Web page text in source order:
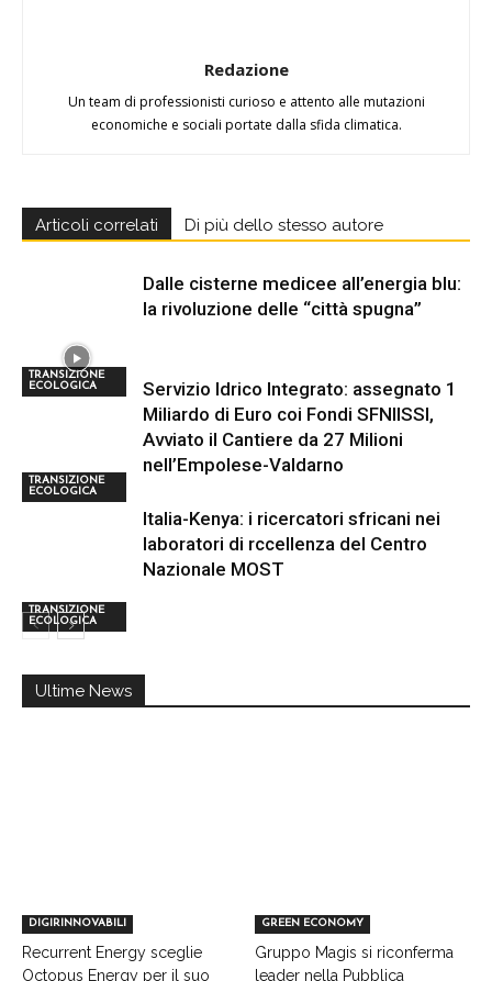
Redazione
Un team di professionisti curioso e attento alle mutazioni
economiche e sociali portate dalla sfida climatica.
Articoli correlati Di più dello stesso autore
TRANSIZIONE
ECOLOGICA
Dalle cisterne medicee all’energia blu:
la rivoluzione delle “città spugna”
TRANSIZIONE
ECOLOGICA
Servizio Idrico Integrato: assegnato 1
Miliardo di Euro coi Fondi SFNIISSI,
Avviato il Cantiere da 27 Milioni
nell’Empolese-Valdarno
TRANSIZIONE
ECOLOGICA
Italia-Kenya: i ricercatori sfricani nei
laboratori di rccellenza del Centro
Nazionale MOST
Ultime News
DIGIRINNOVABILI
Recurrent Energy sceglie
Octopus Energy per il suo
GREEN ECONOMY
Gruppo Magis si riconferma
leader nella Pubblica